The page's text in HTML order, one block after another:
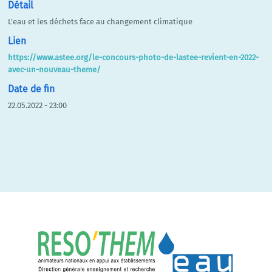
Détail
L'eau et les déchets face au changement climatique
Lien
https://www.astee.org/le-concours-photo-de-lastee-revient-en-2022-
avec-un-nouveau-theme/
Date de fin
22.05.2022 - 23:00